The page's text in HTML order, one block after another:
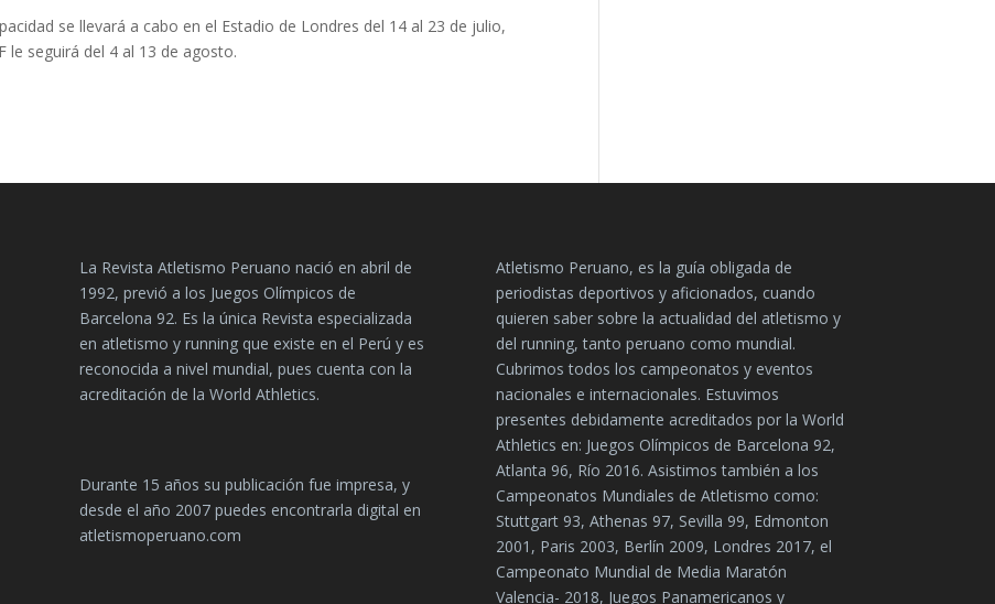
se llevará a cabo en el Estadio de Londres del 14 al 23 de julio,
le seguirá del 4 al 13 de agosto.
La Revista Atletismo Peruano nació en abril de
1992, previó a los Juegos Olímpicos de
Barcelona 92. Es la única Revista especializada
en atletismo y running que existe en el Perú y es
reconocida a nivel mundial, pues cuenta con la
acreditación de la World Athletics.
Durante 15 años su publicación fue impresa, y
desde el año 2007 puedes encontrarla digital en
atletismoperuano.com
Atletismo Peruano, es la guía obligada de
periodistas deportivos y aficionados, cuando
quieren saber sobre la actualidad del atletismo y
del running, tanto peruano como mundial.
Cubrimos todos los campeonatos y eventos
nacionales e internacionales. Estuvimos
presentes debidamente acreditados por la World
Athletics en: Juegos Olímpicos de Barcelona 92,
Atlanta 96, Río 2016. Asistimos también a los
Campeonatos Mundiales de Atletismo como:
Stuttgart 93, Athenas 97, Sevilla 99, Edmonton
2001, Paris 2003, Berlín 2009, Londres 2017, el
Campeonato Mundial de Media Maratón
Valencia- 2018, Juegos Panamericanos y